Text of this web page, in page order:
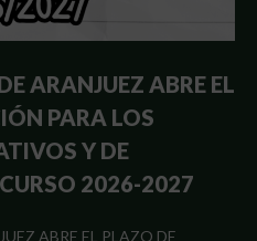
ARANJUEZ ABRE EL
PARA LOS
Y DE
2026-2027
ABRE EL PLAZO DE